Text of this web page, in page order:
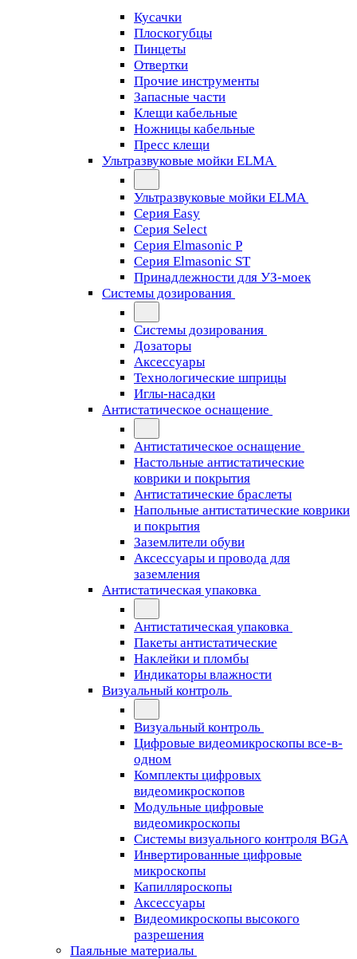
Кусачки
Плоскогубцы
Пинцеты
Отвертки
Прочие инструменты
Запасные части
Клещи кабельные
Ножницы кабельные
Пресс клещи
Ультразвуковые мойки ELMA
Ультразвуковые мойки ELMA
Серия Easy
Серия Select
Серия Elmasonic P
Серия Elmasonic ST
Принадлежности для УЗ-моек
Системы дозирования
Системы дозирования
Дозаторы
Аксессуары
Технологические шприцы
Иглы-насадки
Антистатическое оснащение
Антистатическое оснащение
Настольные антистатические
коврики и покрытия
Антистатические браслеты
Напольные антистатические коврики
и покрытия
Заземлители обуви
Аксессуары и провода для
заземления
Антистатическая упаковка
Антистатическая упаковка
Пакеты антистатические
Наклейки и пломбы
Индикаторы влажности
Визуальный контроль
Визуальный контроль
Цифровые видеомикроскопы все-в-
одном
Комплекты цифровых
видеомикроскопов
Модульные цифровые
видеомикроскопы
Cистемы визуального контроля BGA
Инвертированные цифровые
микроскопы
Капилляроскопы
Аксессуары
Видеомикроскопы высокого
разрешения
Паяльные материалы